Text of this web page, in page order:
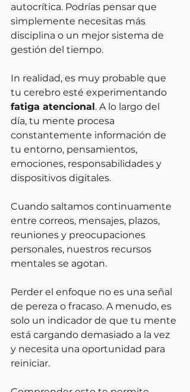
autocrítica. Podrías pensar que
simplemente necesitas más
disciplina o un mejor sistema de
gestión del tiempo.
In realidad, es muy probable que
tu cerebro esté experimentando
fatiga atencional. A lo largo del
día, tu mente procesa
constantemente información de
tu entorno, pensamientos,
emociones, responsabilidades y
dispositivos digitales.
Cuando saltamos continuamente
entre correos, mensajes, plazos,
reuniones y preocupaciones
personales, nuestros recursos
mentales se agotan.
Perder el enfoque no es una señal
de pereza o fracaso. A menudo, es
solo un indicador de que tu mente
está cargando demasiado a la vez
y necesita una oportunidad para
reiniciar.